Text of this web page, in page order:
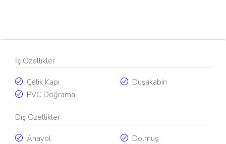
İç Özellikler
Çelik Kapı
Duşakabin
PVC Doğrama
Dış Özellikler
Anayol
Dolmuş